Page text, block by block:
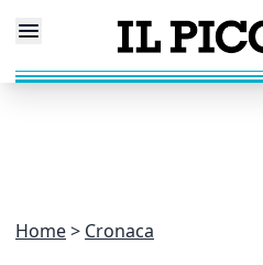
Home Cronaca